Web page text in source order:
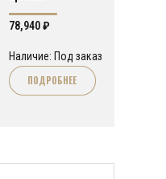
78,940₽
Наличие: Под заказ
ПОДРОБНЕЕ